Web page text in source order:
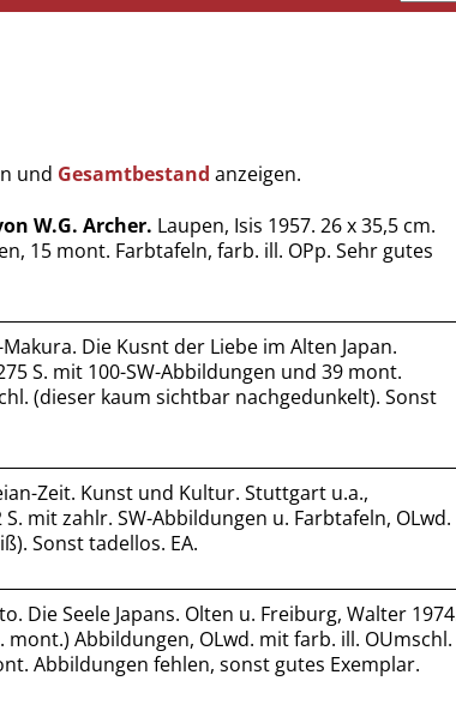
und Gesamtbestand anzeigen.
W.G. Archer. Laupen, Isis 1957. 26 x 35,5 cm.
15 mont. Farbtafeln, farb. ill. OPp. Sehr gutes
Die Kusnt der Liebe im Alten Japan.
S. mit 100-SW-Abbildungen und 39 mont.
(dieser kaum sichtbar nachgedunkelt). Sonst
Zeit. Kunst und Kultur. Stuttgart u.a.,
mit zahlr. SW-Abbildungen u. Farbtafeln, OLwd.
Sonst tadellos. EA.
Die Seele Japans. Olten u. Freiburg, Walter
mont.) Abbildungen, OLwd. mit farb. ill. OUmschl.
Abbildungen fehlen, sonst gutes Exemplar.